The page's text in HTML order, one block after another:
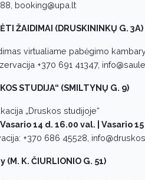
booking@upa.lt
ŽAIDIMAI (DRUSKININKŲ G. 3A)
virtualiame pabėgimo
+370 691 41347,
STUDIJA“ (SMILTYNŲ G. 9)
„Druskos studijoje“
14 d. 16.00 val. | Vasario
+370 686 45528,
(M. K. ČIURLIONIO G. 51)